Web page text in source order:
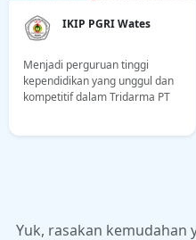
IKIP PGRI Wates
Menjadi perguruan tinggi
kependidikan yang unggul dan
kompetitif dalam Tridarma PT
Yuk, rasakan kemudahan